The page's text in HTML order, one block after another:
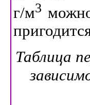
г/м3
Таблица